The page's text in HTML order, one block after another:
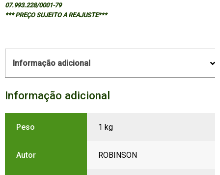
07.993.228/0001-79
*** PREÇO SUJEITO A REAJUSTE***
Informação adicional
Informação adicional
Peso 1 kg
Autor ROBINSON